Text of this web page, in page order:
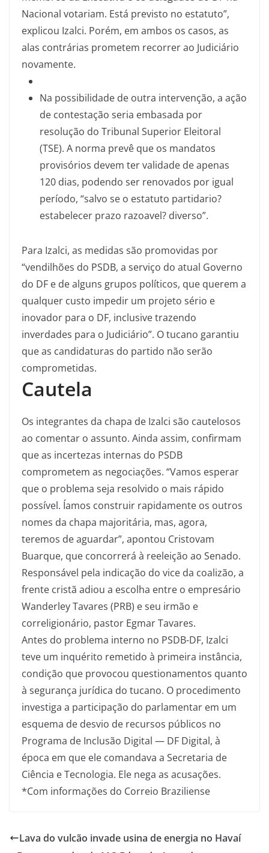
Nacional votariam. Está previsto no estatuto”,
explicou Izalci. Porém, em ambos os casos, as
alas contrárias prometem recorrer ao Judiciário
novamente.
Na possibilidade de outra intervenção, a ação
de contestação seria embasada por
resolução do Tribunal Superior Eleitoral
(TSE). A norma prevê que os mandatos
provisórios devem ter validade de apenas
120 dias, podendo ser renovados por igual
período, “salvo se o estatuto partidario?
estabelecer prazo razoavel? diverso”.
Para Izalci, as medidas são promovidas por
“vendilhões do PSDB, a serviço do atual Governo
do DF e de alguns grupos políticos, que querem a
qualquer custo impedir um projeto sério e
inovador para o DF, inclusive trazendo
inverdades para o Judiciário”. O tucano garantiu
que as candidaturas do partido não serão
comprometidas.
Cautela
Os integrantes da chapa de Izalci são cautelosos
ao comentar o assunto. Ainda assim, confirmam
que as incertezas internas do PSDB
comprometem as negociações. “Vamos esperar
que o problema seja resolvido o mais rápido
possível. Íamos construir rapidamente os outros
nomes da chapa majoritária, mas, agora,
teremos de aguardar”, apontou Cristovam
Buarque, que concorrerá à reeleição ao Senado.
Responsável pela indicação do vice da coalizão, a
frente cristã adiou a escolha entre o empresário
Wanderley Tavares (PRB) e seu irmão e
correligionário, pastor Egmar Tavares.
Antes do problema interno no PSDB-DF, Izalci
teve um inquérito remetido à primeira instância,
condição que provocou questionamentos quanto
à segurança jurídica do tucano. O procedimento
investiga a participação do parlamentar em um
esquema de desvio de recursos públicos no
Programa de Inclusão Digital — DF Digital, à
época em que ele comandava a Secretaria de
Ciência e Tecnologia. Ele nega as acusações.
*Com informações do Correio Braziliense
Lava do vulcão invade usina de energia no Havaí